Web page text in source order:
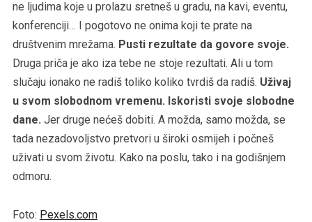
ne ljudima koje u prolazu sretneš u gradu, na kavi, eventu,
konferenciji… I pogotovo ne onima koji te prate na
društvenim mrežama. Pusti rezultate da govore svoje.
Druga priča je ako iza tebe ne stoje rezultati. Ali u tom
slučaju ionako ne radiš toliko koliko tvrdiš da radiš. Uživaj
u svom slobodnom vremenu. Iskoristi svoje slobodne
dane. Jer druge nećeš dobiti. A možda, samo možda, se
tada nezadovoljstvo pretvori u široki osmijeh i počneš
uživati u svom životu. Kako na poslu, tako i na godišnjem
odmoru.
Foto: Pexels.com